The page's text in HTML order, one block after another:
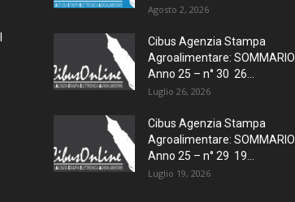
Agosto 2, 2026
Cibus Agenzia Stampa
Agroalimentare: SOMMARIO
Anno 25 – n° 30 26...
Luglio 26, 2026
Cibus Agenzia Stampa
Agroalimentare: SOMMARIO
Anno 25 – n° 29 19...
Luglio 19, 2026